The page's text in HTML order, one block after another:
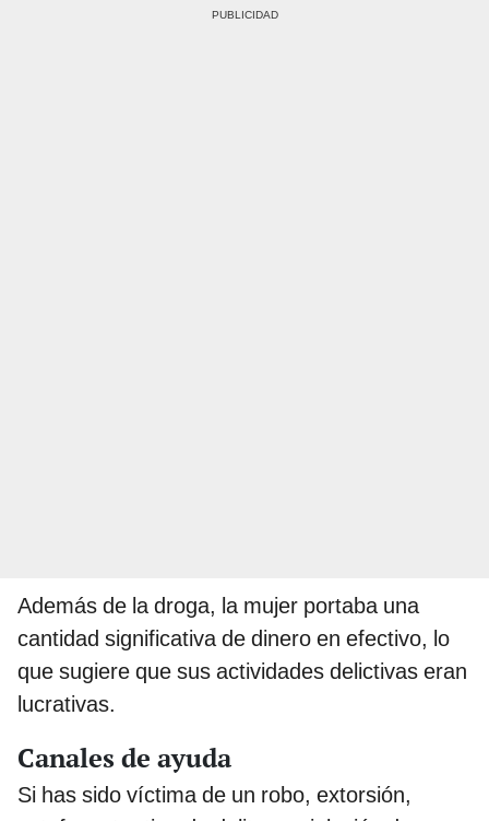
Además de la droga, la mujer portaba una
cantidad significativa de dinero en efectivo, lo
que sugiere que sus actividades delictivas eran
lucrativas.
Canales de ayuda
Si has sido víctima de un robo, extorsión,